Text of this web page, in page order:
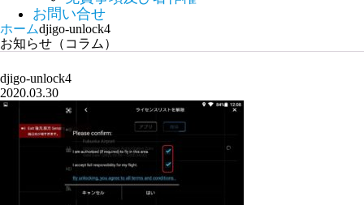
お問い合せ
ホームdjigo-unlock4
お知らせ（コラム）
djigo-unlock4
2020.03.30